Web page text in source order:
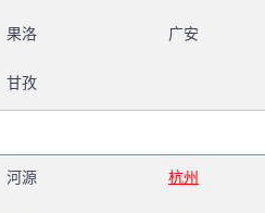
果洛 广安
甘孜
河源 杭州